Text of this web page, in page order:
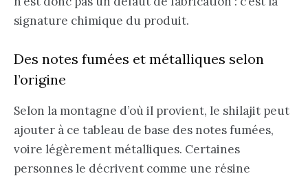
signature chimique du produit.
Des notes fumées et métalliques selon
l’origine
Selon la montagne d’où il provient, le shilajit peut
ajouter à ce tableau de base des notes fumées,
voire légèrement métalliques. Certaines
personnes le décrivent comme une résine